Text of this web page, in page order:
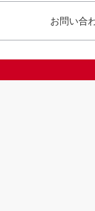
お問い合